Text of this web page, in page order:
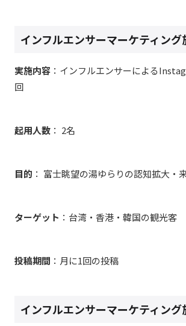
インフルエンサーマーケティン
実施内容 ：インフルエンサーによる
回
起用人数 ： 2名
目的 ： 富士眺望の湯ゆらりの認知拡大・
ターゲット ：台湾・香港・韓国の観光客
投稿期間 ：月に1回の投稿
インフルエンサーマーケティング